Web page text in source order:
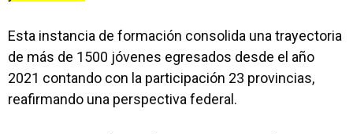
Esta instancia de formación consolida una trayectoria
de más de 1500 jóvenes egresados desde el año
2021 contando con la participación 23 provincias,
reafirmando una perspectiva federal.